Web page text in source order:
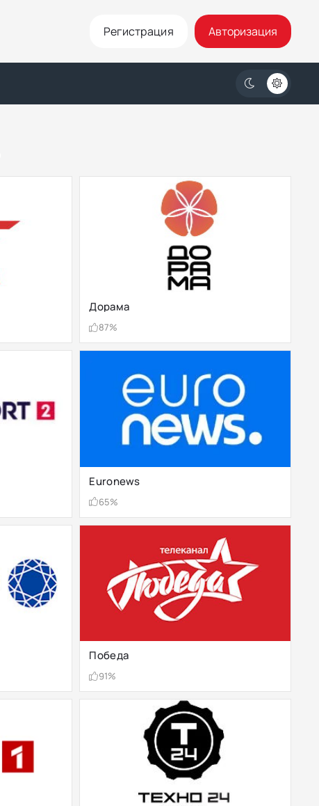
Регистрация Авторизация
Дорама
87%
Euronews
65%
Победа
91%